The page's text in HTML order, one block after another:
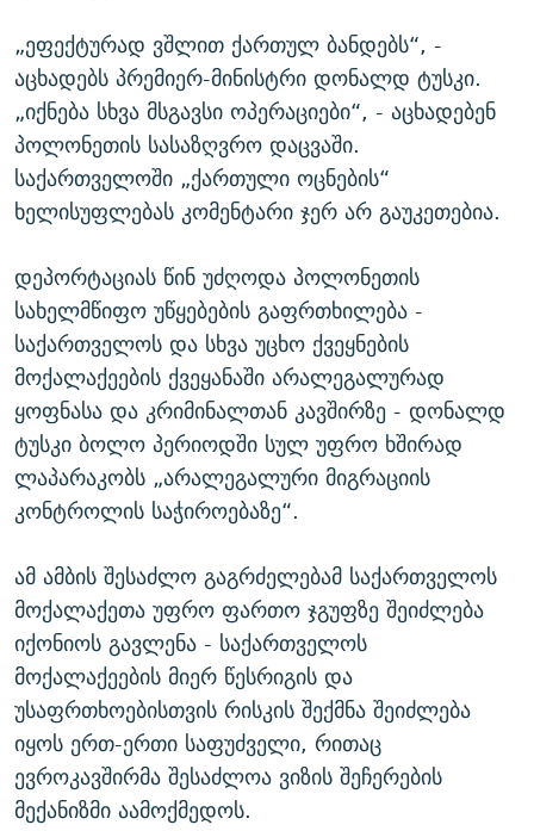
„ეფექტურად ვშლით ქართულ ბანდებს“, -
აცხადებს პრემიერ-მინისტრი დონალდ ტუსკი.
„იქნება სხვა მსგავსი ოპერაციები“, - აცხადებენ
პოლონეთის სასაზღვრო დაცვაში.
საქართველოში „ქართული ოცნების“
ხელისუფლებას კომენტარი ჯერ არ გაუკეთებია.
დეპორტაციას წინ უძღოდა პოლონეთის
სახელმწიფო უწყებების გაფრთხილება -
საქართველოს და სხვა უცხო ქვეყნების
მოქალაქეების ქვეყანაში არალეგალურად
ყოფნასა და კრიმინალთან კავშირზე - დონალდ
ტუსკი ბოლო პერიოდში სულ უფრო ხშირად
ლაპარაკობს „არალეგალური მიგრაციის
კონტროლის საჭიროებაზე“.
ამ ამბის შესაძლო გაგრძელებამ საქართველოს
მოქალაქეთა უფრო ფართო ჯგუფზე შეიძლება
იქონიოს გავლენა - საქართველოს
მოქალაქეების მიერ წესრიგის და
უსაფრთხოებისთვის რისკის შექმნა შეიძლება
იყოს ერთ-ერთი საფუძველი, რითაც
ევროკავშირმა შესაძლოა ვიზის შეჩერების
მექანიზმი აამოქმედოს.